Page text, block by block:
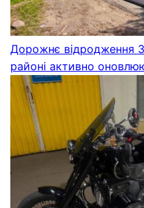
Дорожнє відродження
районі активно